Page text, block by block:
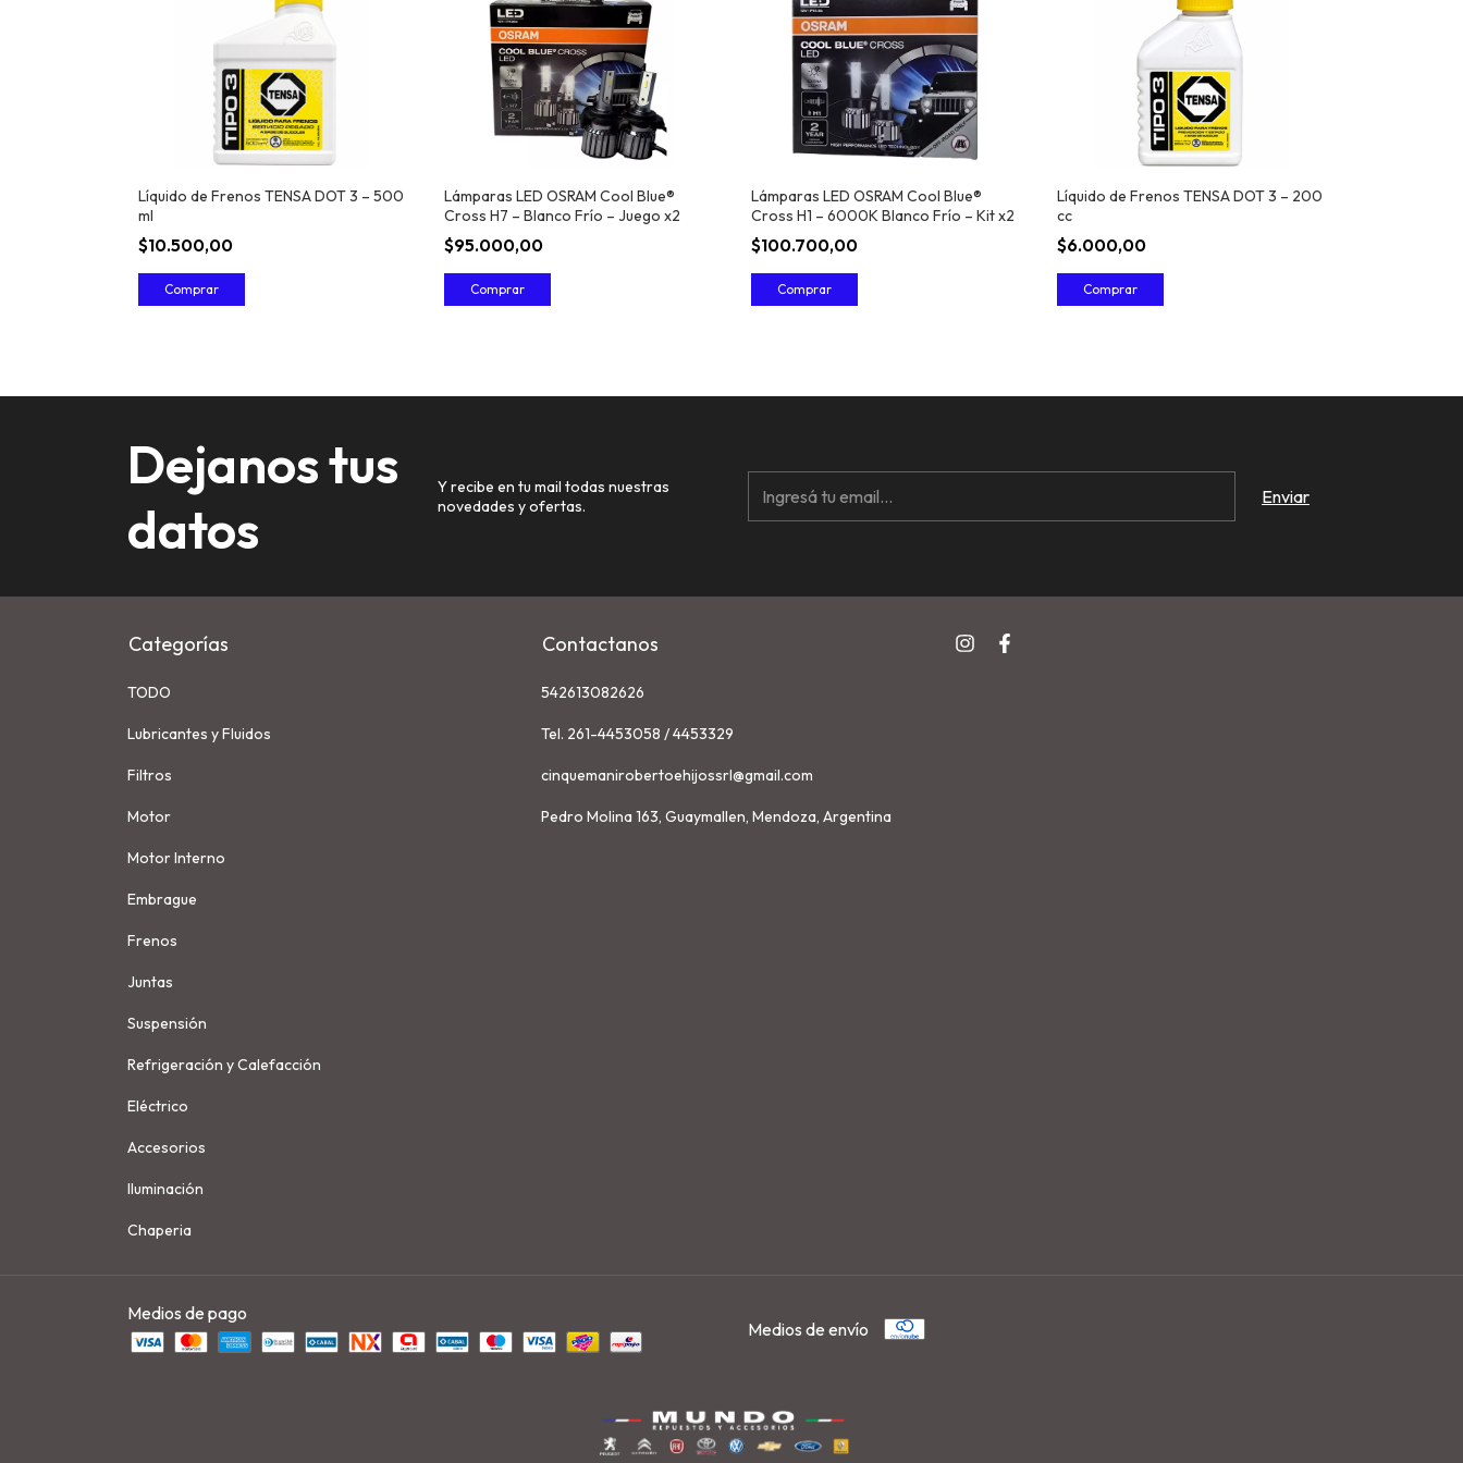
Líquido de Frenos TENSA DOT 3 – 500
ml
$10.500,00
Lámparas LED OSRAM Cool Blue®
Cross H7 – Blanco Frío – Juego x2
$95.000,00
Lámparas LED OSRAM Cool Blue®
Cross H1 – 6000K Blanco Frío – Kit x2
$100.700,00
Líquido de Frenos TENSA DOT 3 – 200
cc
$6.000,00
Dejanos tus
datos
Y recibe en tu mail todas nuestras
novedades y ofertas.
Categorías
TODO
Lubricantes y Fluidos
Filtros
Motor
Motor Interno
Embrague
Frenos
Juntas
Suspensión
Refrigeración y Calefacción
Eléctrico
Accesorios
Iluminación
Chaperia
Contactanos
542613082626
Tel. 261-4453058 / 4453329
cinquemanirobertoehijossrl@gmail.com
Pedro Molina 163, Guaymallen, Mendoza, Argentina
Medios de pago
Medios de envío